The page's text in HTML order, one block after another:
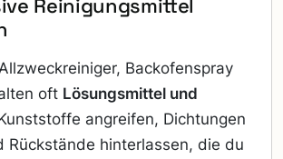
Reinigungsmittel
Backofenspray
oft Lösungsmittel und
angreifen, Dichtungen
Rückstände hinterlassen, die du